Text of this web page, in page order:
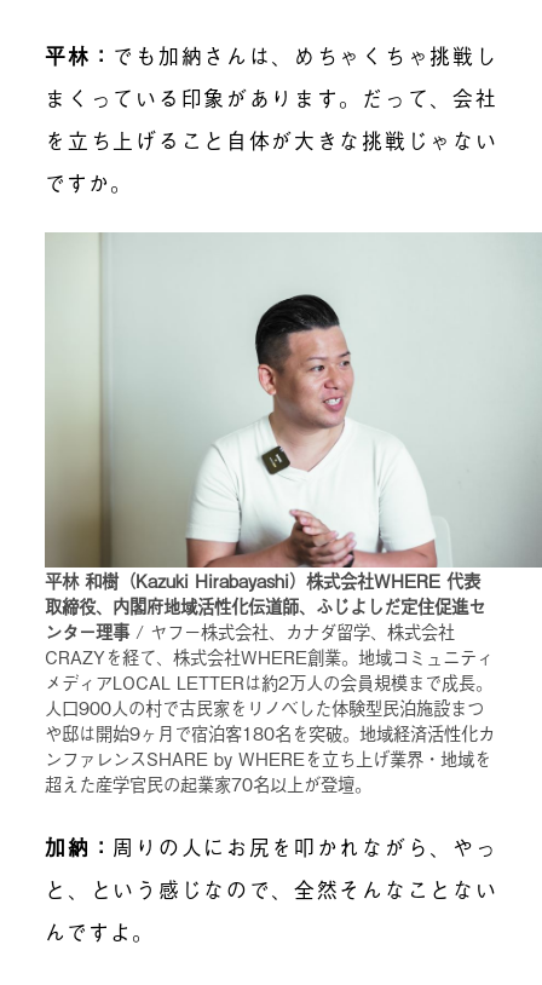
平林 ： でも加納さんは、めちゃくちゃ挑戦し
まくっている印象があります。だって、会社
を立ち上げること自体が大きな挑戦じゃない
ですか。
平林 和樹（Kazuki Hirabayashi）株式会社WHERE 代表
取締役、内閣府地域活性化伝道師、ふじよしだ定住促進セ
ンター理事/ ヤフー株式会社、カナダ留学、株式会社
CRAZYを経て、株式会社WHERE創業。地域コミュニティ
メディアLOCAL LETTERは約2万人の会員規模まで成長。
人口900人の村で古民家をリノベした体験型民泊施設まつ
や邸は開始9ヶ月で宿泊客180名を突破。地域経済活性化カ
ンファレンスSHARE by WHEREを立ち上げ業界・地域を
超えた産学官民の起業家70名以上が登壇。
加納 ： 周りの人にお尻を叩かれながら、やっ
と、という感じなので、全然そんなことない
んですよ。